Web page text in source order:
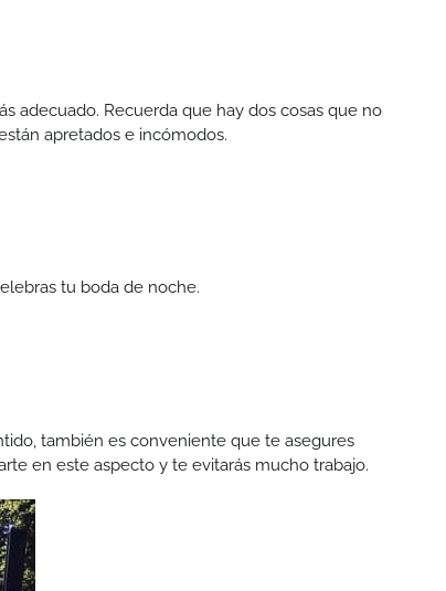
adecuado. Recuerda que hay dos cosas que no
apretados e incómodos.
tu boda de noche.
también es conveniente que te asegures
en este aspecto y te evitarás mucho trabajo.